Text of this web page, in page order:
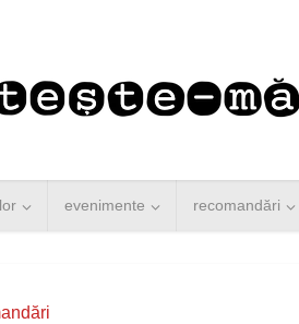
evenimente recomandări